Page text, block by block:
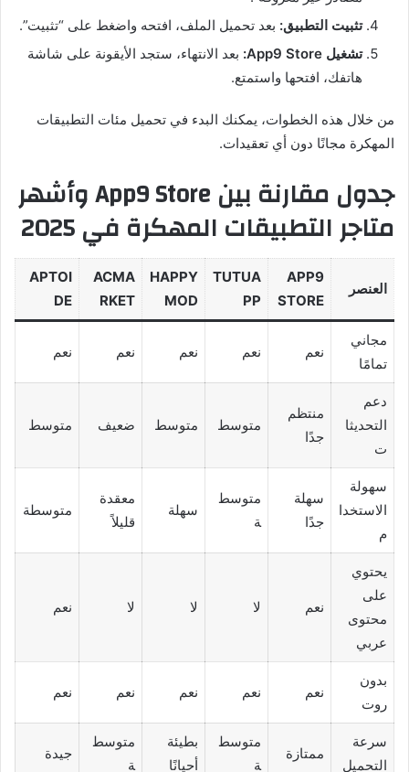
تثبيت التطبيق: بعد تحميل الملف، افتحه واضغط على “تثبيت”.
تشغيل App9 Store:
بعد الانتهاء، ستجد الأيقونة على شاشة
هاتفك، افتحها واستمتع.
من خلال هذه الخطوات، يمكنك البدء في تحميل مئات التطبيقات
المهكرة مجانًا دون أي تعقيدات.
جدول مقارنة بين App9 Store وأشهر
متاجر التطبيقات المهكرة في 2025
العنصر
APP9
STORE
TUTUA
PP
HAPPY
MOD
ACMA
RKET
APTOI
DE
مجاني
تمامًا
نعم نعم نعم نعم نعم
دعم
التحديثا
ت
منتظم
جدًا
متوسط متوسط ضعيف متوسط
سهولة
الاستخدا
م
سهلة
جدًا
متوسط
ة
سهلة
معقدة
قليلاً
متوسطة
يحتوي
على
محتوى
عربي
نعم لا لا لا نعم
بدون
روت
نعم نعم نعم نعم نعم
سرعة
التحميل
ممتازة
متوسط
ة
بطيئة
أحيانًا
متوسط
ة
جيدة